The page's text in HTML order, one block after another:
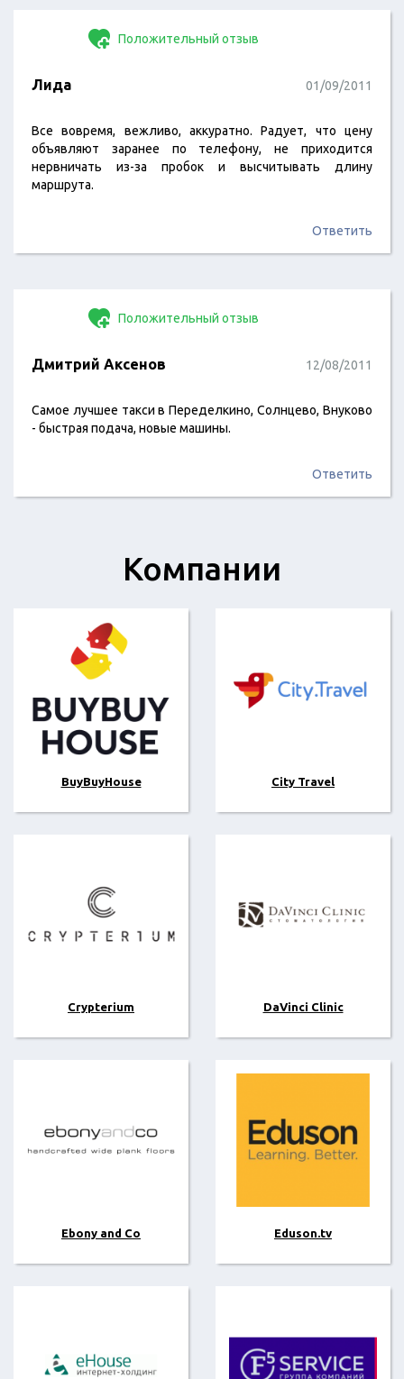
Положительный отзыв
Лида 01/09/2011
Все вовремя, вежливо, аккуратно. Радует, что цену
объявляют заранее по телефону, не приходится
нервничать из-за пробок и высчитывать длину
маршрута.
Ответить
Положительный отзыв
Дмитрий Аксенов 12/08/2011
Самое лучшее такси в Переделкино, Солнцево, Внуково
- быстрая подача, новые машины.
Ответить
Компании
BuyBuyHouse City Travel
Crypterium DaVinci Clinic
Ebony and Co Eduson.tv